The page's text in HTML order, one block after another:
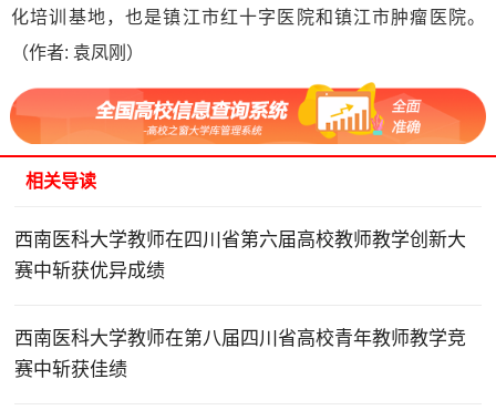
化培训基地，也是镇江市红十字医院和镇江市肿瘤医院。
（作者: 袁凤刚）
相关导读
西南医科大学教师在四川省第六届高校教师教学创新大
赛中斩获优异成绩
西南医科大学教师在第八届四川省高校青年教师教学竞
赛中斩获佳绩